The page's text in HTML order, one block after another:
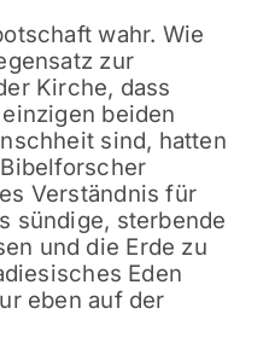
wahr. Wie
zur
Kirche, dass
beiden
sind, hatten
Verständnis für
sündige, sterbende
und die Erde zu
Eden
eben auf der